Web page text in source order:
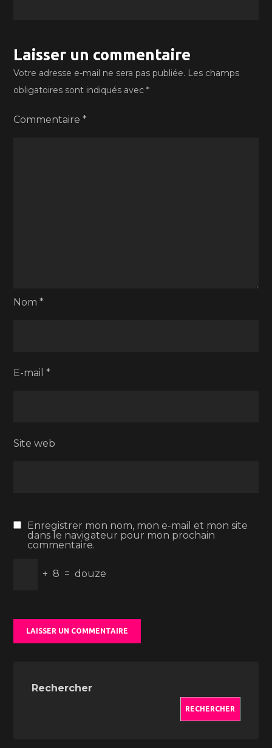
Laisser un commentaire
Votre adresse e-mail ne sera pas publiée. Les champs
obligatoires sont indiqués avec*
Commentaire*
Nom*
E-mail*
Site web
Enregistrer mon nom, mon e-mail et mon site
dans le navigateur pour mon prochain
commentaire.
+ 8 = douze
Rechercher
RECHERCHER